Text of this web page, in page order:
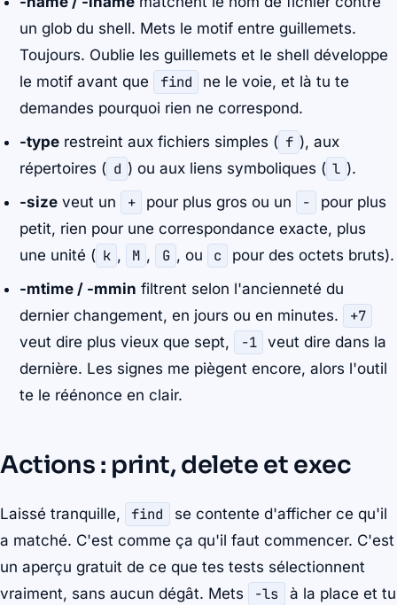
un glob du shell. Mets le motif entre guillemets.
Toujours. Oublie les guillemets et le shell développe
le motif avant que
find
ne le voie, et là tu te
demandes pourquoi rien ne correspond.
-type restreint aux fichiers simples ( f ), aux
répertoires ( d ) ou aux liens symboliques ( l ).
-size veut un + pour plus gros ou un -
pour plus
petit, rien pour une correspondance exacte, plus
une unité ( k , M , G , ou c
pour des octets bruts).
-mtime / -mmin filtrent selon l'ancienneté du
dernier changement, en jours ou en minutes.
+7
veut dire plus vieux que sept, -1
veut dire dans la
dernière. Les signes me piègent encore, alors l'outil
te le réénonce en clair.
Actions : print, delete et exec
Laissé tranquille, find
se contente d'afficher ce qu'il
a matché. C'est comme ça qu'il faut commencer. C'est
un aperçu gratuit de ce que tes tests sélectionnent
vraiment, sans aucun dégât. Mets
-ls
à la place et tu